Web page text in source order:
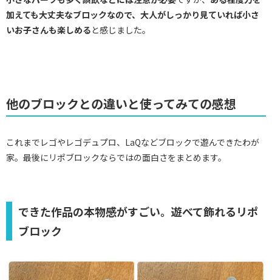
加えても大丈夫なブロックなので、大人がしっかり見ていれば小さ
いお子さんも楽しめると感じました。
他のブロックとの違いと使ってみての感想
これまでレゴやレゴデュプロ、LaQなどブロックで遊んできたわが
家。最後にリポブロックならではの面白さをまとめます。
できた作品の本物感がすごい。遊べて飾れるリポ
ブロック